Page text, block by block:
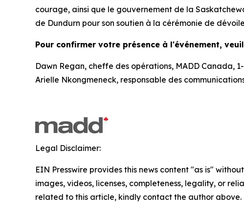
courage, ainsi que le gouvernement de la
de Dundurn pour son soutien à la cérémonie de
Pour confirmer votre présence à l'événement,
Dawn Regan, cheffe des opérations, MADD Canada,
Arielle Nkongmeneck, responsable des
Legal Disclaimer:
EIN Presswire provides this news content "as is"
images, videos, licenses, completeness, legality, or
related to this article, kindly contact the author above.